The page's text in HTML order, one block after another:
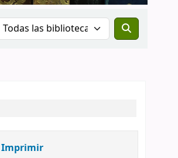
Imprimir